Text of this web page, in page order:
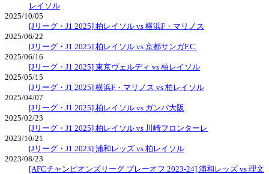
レイソル
2025/10/05
[Jリーグ・J1 2025] 柏レイソル vs 横浜F・マリノス
2025/06/22
[Jリーグ・J1 2025] 柏レイソル vs 京都サンガF.C.
2025/06/16
[Jリーグ・J1 2025] 東京ヴェルディ vs 柏レイソル
2025/05/15
[Jリーグ・J1 2025] 横浜F・マリノス vs 柏レイソル
2025/04/07
[Jリーグ・J1 2025] 柏レイソル vs ガンバ大阪
2025/02/23
[Jリーグ・J1 2025] 柏レイソル vs 川崎フロンターレ
2023/10/21
[Jリーグ・J1 2023] 浦和レッズ vs 柏レイソル
2023/08/23
[AFCチャンピオンズリーグ プレーオフ 2023-24] 浦和レッズ vs 理文